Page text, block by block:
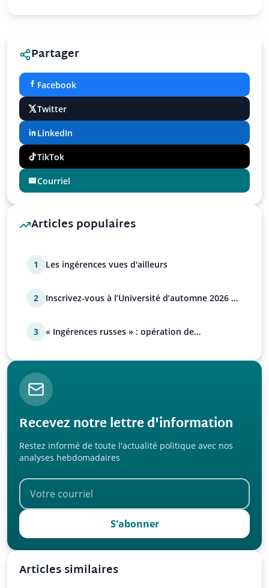
Partager
Facebook
Twitter
LinkedIn
TikTok
Courriel
Articles populaires
1 Les ingérences vues d'ailleurs
2
Inscrivez-vous à l’Université d’automne 2026 de
3
« Ingérences russes » : opération de
Recevez notre lettre d'information
Restez informé de toute l'actualité politique avec nos
analyses hebdomadaires
S'abonner
Articles similaires